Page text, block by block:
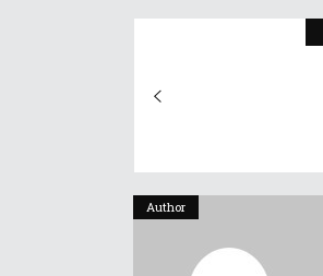
Author